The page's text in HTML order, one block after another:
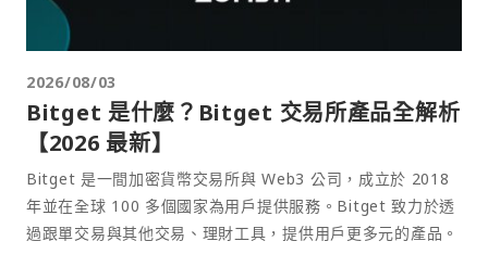
2026/08/03
Bitget 是什麼？Bitget 交易所產品全解析
【2026 最新】
Bitget 是一間加密貨幣交易所與 Web3 公司，成立於 2018
年並在全球 100 多個國家為用戶提供服務。Bitget 致力於透
過跟單交易與其他交易、理財工具，提供用戶更多元的產品。